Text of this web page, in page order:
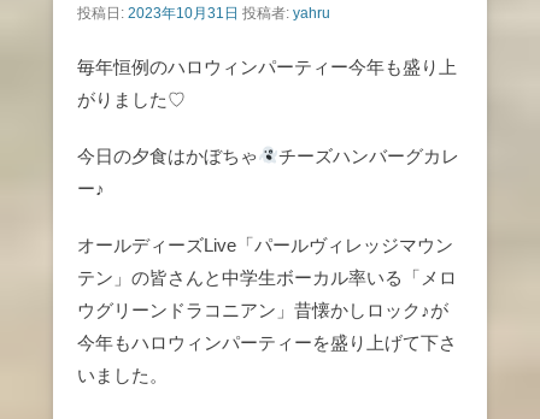
投稿日: 2023年10月31日 投稿者: yahru
毎年恒例のハロウィンパーティー今年も盛り上
がりました♡
今日の夕食はかぼちゃ
チーズハンバーグカレ
ー♪
オールディーズLive「パールヴィレッジマウン
テン」の皆さんと中学生ボーカル率いる「メロ
ウグリーンドラコニアン」昔懐かしロック♪が
今年もハロウィンパーティーを盛り上げて下さ
いました。